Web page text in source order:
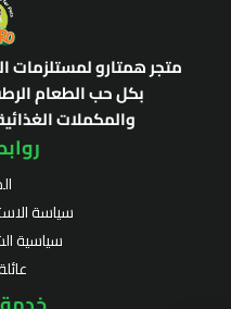
متجر همتارو لمستلزمات
بكل حب الطعام
والمكملات
سياسة
سياسية